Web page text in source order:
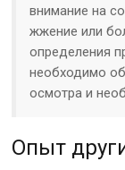
внимание на
жжение или
определения
необходимо
осмотра и
Опыт